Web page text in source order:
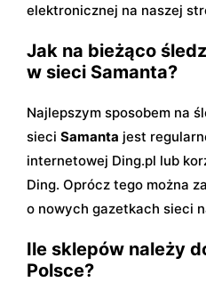
elektronicznej na naszej
Jak na bieżąco
w sieci Samanta?
Najlepszym sposobem na
sieci Samanta jest
internetowej Ding.pl lub
Ding. Oprócz tego można
o nowych gazetkach sieci
Ile sklepów należy
Polsce?